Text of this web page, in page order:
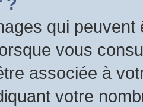
qui
vous
associée à
votre